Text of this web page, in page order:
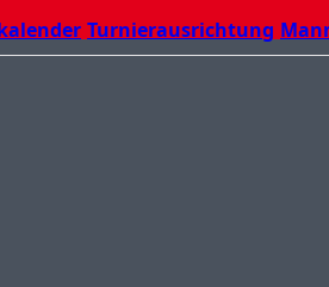
Turnierausrichtung